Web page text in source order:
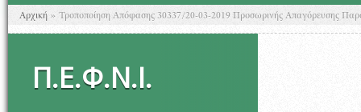
Είστε εδώ
Αρχική » Τροποποίηση Απόφασης 30337/20-03-2019 Προσωρινής Απαγόρευσης
Π.Ε.Φ.Ν.Ι.